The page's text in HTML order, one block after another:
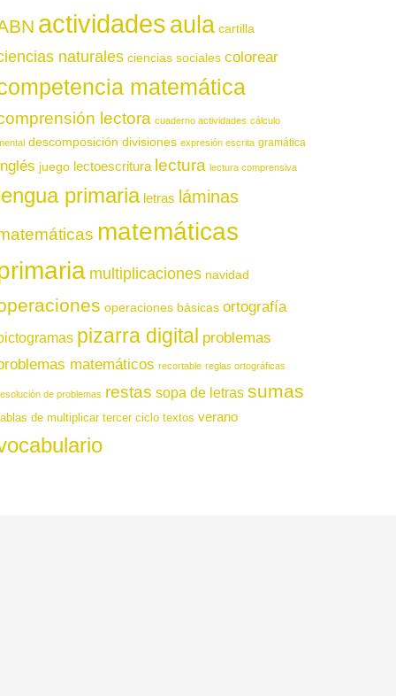
actividadesaula cartilla
naturales ciencias sociales colorear
matemática
lectora cuaderno actividades cálculo
descomposición divisiones expresión escrita gramática
juego lectoescritura lectura lectura comprensiva
primaria letras láminas
matemáticas
multiplicaciones navidad
operaciones básicas ortografía
pizarra digital problemas
matemáticos recortable reglas ortográficas
de problemas restas sopa de letras sumas
de multiplicar tercer ciclo textos verano